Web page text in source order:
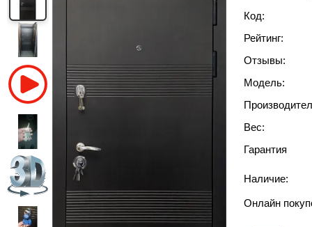
Код:
Рейтинг:
Отзывы:
Модель:
Вес:
Гарантия
Наличие:
Онлайн